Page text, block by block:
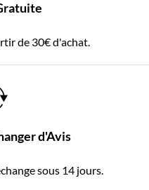
de 30€ d'achat.
d'Avis
sous 14 jours.